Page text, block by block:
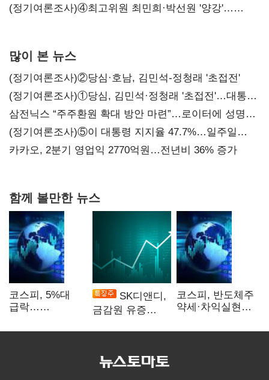
'한 자릿수'
(정기여론조사)④최고위원 최민희·박선원 '양강'…
많이 본 뉴스
(정기여론조사)②당심·호남, 김민석-정청래 '초접전'
(정기여론조사)①당심, 김민석·정청래 '초접전'…대통령
지지도 '50% 아래로'(종합)
삼전닉스 “주주환원 확대 방안 마련”…로이터에 성명
보내
(정기여론조사)⑤이 대통령 지지율 47.7%…일주일
만에 다시 40%대
카카오, 2분기 영업익 2770억원…전년비 36% 증가
함께 볼만한 뉴스
코스피, 5%대
급락…
발동
SK디앤디,
금감원 유증
상한가
코스피, 반도체주
약세·차익실현에